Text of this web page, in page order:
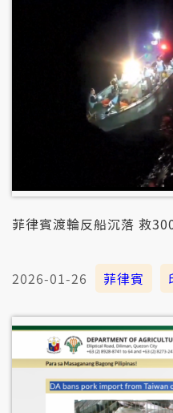
菲律賓渡輪反船沉落 救
2026-01-26 菲律賓